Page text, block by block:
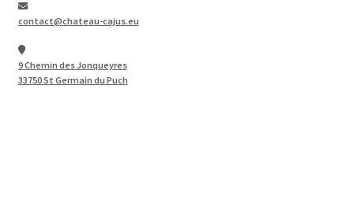
contact@chateau-cajus.eu
9 Chemin des Jonqueyres
33750 St Germain du Puch